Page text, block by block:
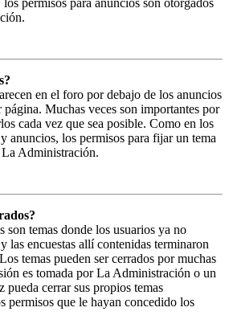
en el foro por debajo de los anuncios
Muchas veces son importantes por
cada vez que sea posible. Como en los
anuncios, los permisos para fijar un tema
Administración.
son temas donde los usuarios ya no
las encuestas allí contenidas terminaron
temas pueden ser cerrados por muchas
es tomada por La Administración o un
pueda cerrar sus propios temas
permisos que le hayan concedido los